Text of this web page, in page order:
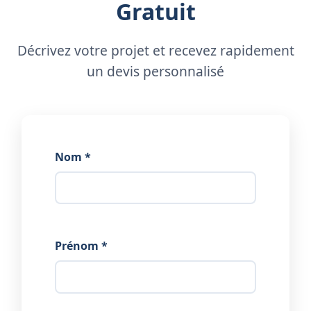
Gratuit
Décrivez votre projet et recevez rapidement
un devis personnalisé
Nom *
Prénom *